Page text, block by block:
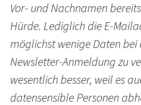
Vor- und Nachnamen
Hürde. Lediglich die E-
möglichst wenige Daten bei
Newsletter-Anmeldung zu
wesentlich besser, weil es
datensensible Personen